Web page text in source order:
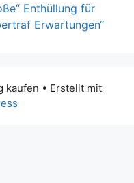
Enthüllung für
Erwartungen“
kaufen • Erstellt mit